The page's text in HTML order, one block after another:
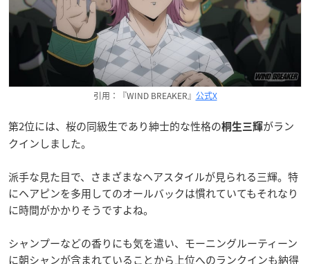
引用：『WIND BREAKER』 公式X
第2位には、桜の同級生であり紳士的な性格の桐生三輝がラン
クインしました。
派手な見た目で、さまざまなヘアスタイルが見られる三輝。特
にヘアピンを多用してのオールバックは慣れていてもそれなり
に時間がかかりそうですよね。
シャンプーなどの香りにも気を遣い、モーニングルーティーン
に朝シャンが含まれていることから上位へのランクインも納得